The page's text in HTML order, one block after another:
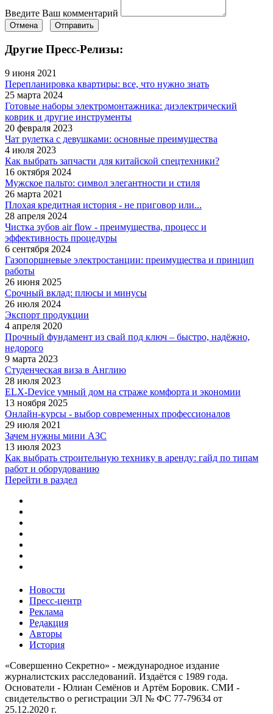
Введите Ваш комментарий
Отмена Отправить
Другие Пресс-Релизы:
9 июня 2021
Перепланировка квартиры: все, что нужно знать
25 марта 2024
Готовые наборы электромонтажника: диэлектрический
коврик и другие инструменты
20 февраля 2023
Чат рулетка с девушками: основные преимущества
4 июля 2023
Как выбрать запчасти для китайской спецтехники?
16 октября 2024
Мужское пальто: символ элегантности и стиля
26 марта 2021
Плохая кредитная история - не приговор или...
28 апреля 2024
Чистка зубов air flow - преимущества, процесс и
эффективность процедуры
6 сентября 2024
Газопоршневые электростанции: преимущества и принцип
работы
26 июня 2025
Срочный вклад: плюсы и минусы
26 июля 2024
Экспорт продукции
4 апреля 2020
Прочный фундамент из свай под ключ – быстро, надёжно,
недорого
9 марта 2023
Студенческая виза в Англию
28 июля 2023
ELX-Device умный дом на страже комфорта и экономии
13 ноября 2025
Онлайн-курсы - выбор современных профессионалов
29 июля 2021
Зачем нужны мини АЗС
13 июля 2023
Как выбрать строительную технику в аренду: гайд по типам
работ и оборудованию
Перейти в раздел
Новости
Пресс-центр
Реклама
Редакция
Авторы
История
«Совершенно Секретно» - международное издание
журналистских расследований. Издаётся с 1989 года.
Основатели - Юлиан Семёнов и Артём Боровик. CМИ -
свидетельство о регистрации ЭЛ № ФС 77-79634 от
25.12.2020 г.